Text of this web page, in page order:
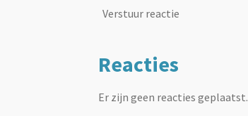
Verstuur reactie
Reacties
Er zijn geen reacties geplaatst.